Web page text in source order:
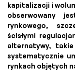
kapitalizacji i
obserwowany
rynkowego,
ścisłymi
alternatywy,
systematycznie
rynkach objętych